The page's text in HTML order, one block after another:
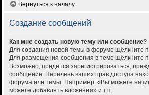
Вернуться к началу
Создание сообщений
Как мне создать новую тему или сообщение?
Для создания новой темы в форуме щёлкните
Для размещения сообщения в теме щёлкните
Возможно, придётся зарегистрироваться,
сообщение. Перечень ваших прав доступа
форума или темы. Например: «Вы можете
можете добавлять вложения» и т.п.